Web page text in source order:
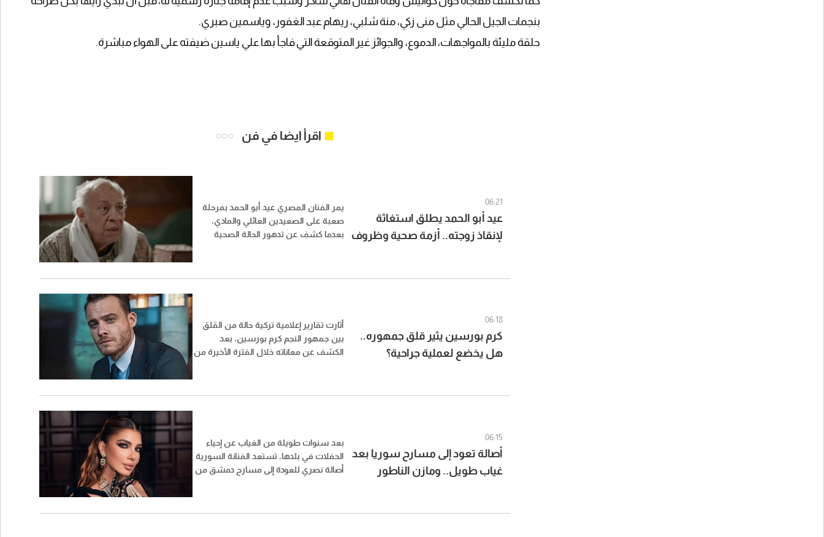
بنجمات الجيل الحالي مثل منى زكي، منة شلبي، ريهام عبد الغفور، وياسمين صبري.
حلقة مليئة بالمواجهات، الدموع، والجوائز غير المتوقعة التي فاجأ بها علي ياسين ضيفته على الهواء مباشرة.
اقرأ ايضا في فن
06:21
عيد أبو الحمد يطلق استغاثة
لإنقاذ زوجته.. أزمة صحية وظروف
يمر الفنان المصري عيد أبو الحمد بمرحلة
صعبة على الصعيدين العائلي والمادي،
بعدما كشف عن تدهور الحالة الصحية
06:18
كرم بورسين يثير قلق جمهوره..
هل يخضع لعملية جراحية؟
أثارت تقارير إعلامية تركية حالة من القلق
بين جمهور النجم كرم بورسين، بعد
الكشف عن معاناته خلال الفترة الأخيرة من
06:15
أصالة تعود إلى مسارح سوريا بعد
غياب طويل.. ومازن الناطور
بعد سنوات طويلة من الغياب عن إحياء
الحفلات في بلدها، تستعد الفنانة السورية
أصالة نصري للعودة إلى مسارح دمشق من